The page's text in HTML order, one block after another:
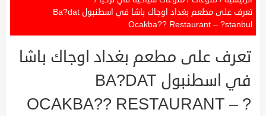
تعرف على مطعم بغداد اوجاك باشا في اسطنبول Ba?dat
Ocakba?? Restaurant – ?stanbul
تعرف على مطعم بغداد اوجاك باشا
في اسطنبول BA?DAT
OCAKBA?? RESTAURANT – ?